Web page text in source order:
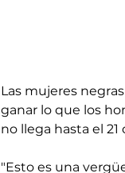
Las mujeres
ganar lo que los
no llega hasta el
"Esto es una